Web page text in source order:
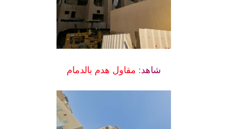
شاهد: مقاول هدم بالدمام